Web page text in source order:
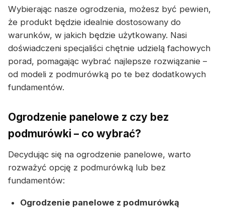
Wybierając nasze ogrodzenia, możesz być pewien,
że produkt będzie idealnie dostosowany do
warunków, w jakich będzie użytkowany. Nasi
doświadczeni specjaliści chętnie udzielą fachowych
porad, pomagając wybrać najlepsze rozwiązanie –
od modeli z podmurówką po te bez dodatkowych
fundamentów.
Ogrodzenie panelowe z czy bez
podmurówki – co wybrać?
Decydując się na ogrodzenie panelowe, warto
rozważyć opcję z podmurówką lub bez
fundamentów:
Ogrodzenie panelowe z podmurówką